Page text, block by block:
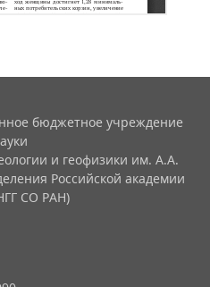
бюджетное учреждение
и геофизики им. А.А.
Российской академии
СО РАН)